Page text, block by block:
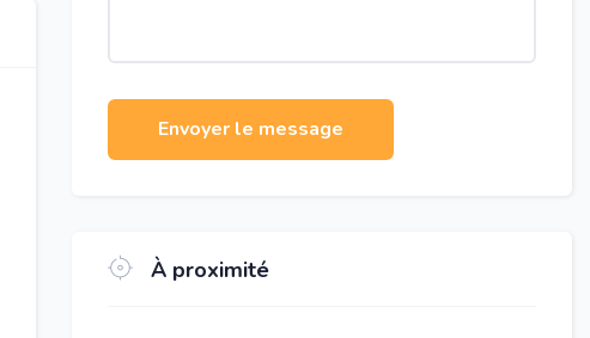
Envoyer le message
À proximité